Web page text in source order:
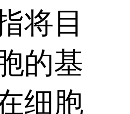
将目
的基
细胞